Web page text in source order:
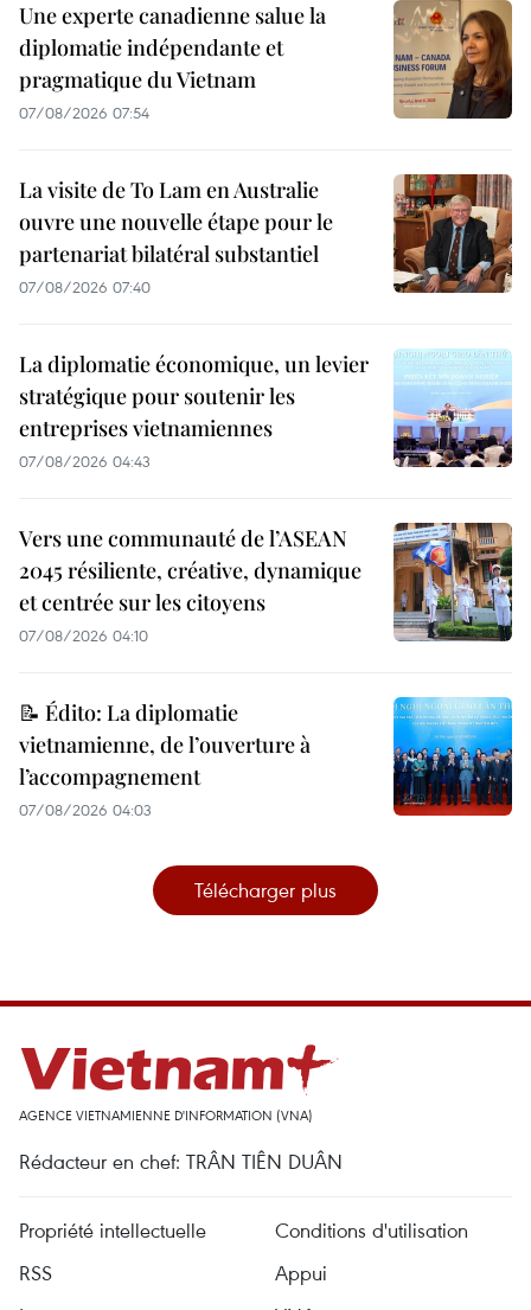
Une experte canadienne salue la
diplomatie indépendante et
pragmatique du Vietnam
07/08/2026 07:54
La visite de To Lam en Australie
ouvre une nouvelle étape pour le
partenariat bilatéral substantiel
07/08/2026 07:40
La diplomatie économique, un levier
stratégique pour soutenir les
entreprises vietnamiennes
07/08/2026 04:43
Vers une communauté de l’ASEAN
2045 résiliente, créative, dynamique
et centrée sur les citoyens
07/08/2026 04:10
📝 Édito: La diplomatie
vietnamienne, de l’ouverture à
l’accompagnement
07/08/2026 04:03
Télécharger plus
AGENCE VIETNAMIENNE D'INFORMATION (VNA)
Rédacteur en chef: TRÂN TIÊN DUÂN
Propriété intellectuelle
Conditions d'utilisation
RSS
Appui